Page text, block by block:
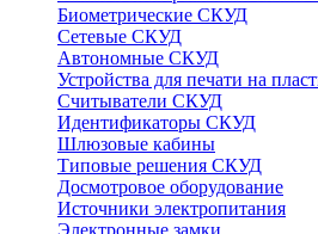
Биометрические СКУД
Сетевые СКУД
Автономные СКУД
Устройства для печати на
Считыватели СКУД
Идентификаторы СКУД
Шлюзовые кабины
Типовые решения СКУД
Досмотровое оборудование
Источники электропитания
Электронные замки